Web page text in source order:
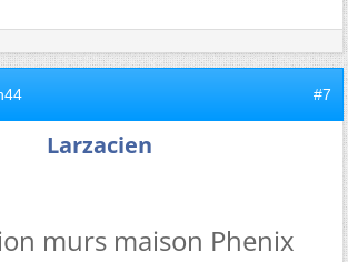
#7
Larzacien
murs maison Phenix